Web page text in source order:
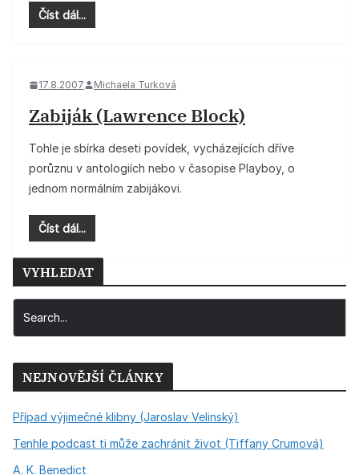
Číst dál...
17.8.2007 Michaela Turková
Zabiják (Lawrence Block)
Tohle je sbírka deseti povídek, vycházejících dříve
porůznu v antologiích nebo v časopise Playboy, o
jednom normálním zabijákovi.
Číst dál...
VYHLEDAT
NEJNOVĚJŠÍ ČLÁNKY
Případ výjimečné klibny (Jaroslav Velinský)
Tenhle podcast ti může zachránit život (Tiffany Crumová)
A. K. Benedict